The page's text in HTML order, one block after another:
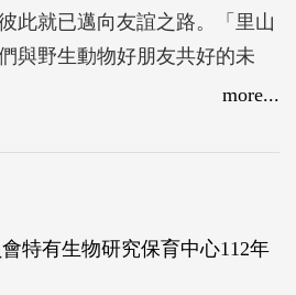
此就已邁向友誼之路。「里山
與野生動物好朋友共好的未
more...
特有生物研究保育中心112年